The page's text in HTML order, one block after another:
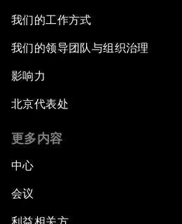
我们的工作方式
我们的领导团队与组织治理
影响力
北京代表处
更多内容
中心
会议